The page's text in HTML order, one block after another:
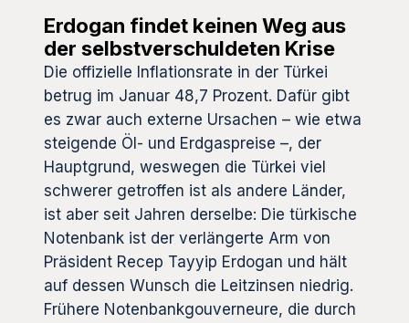
Erdogan findet keinen Weg aus
der selbstverschuldeten Krise
Die offizielle Inflationsrate in der Türkei
betrug im Januar 48,7 Prozent. Dafür gibt
es zwar auch externe Ursachen – wie etwa
steigende Öl- und Erdgaspreise –, der
Hauptgrund, weswegen die Türkei viel
schwerer getroffen ist als andere Länder,
ist aber seit Jahren derselbe: Die türkische
Notenbank ist der verlängerte Arm von
Präsident Recep Tayyip Erdogan und hält
auf dessen Wunsch die Leitzinsen niedrig.
Frühere Notenbankgouverneure, die durch